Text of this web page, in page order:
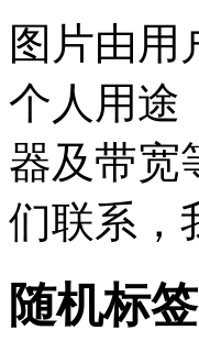
图片由用
个人用途
器及带宽
们联系，
随机标签